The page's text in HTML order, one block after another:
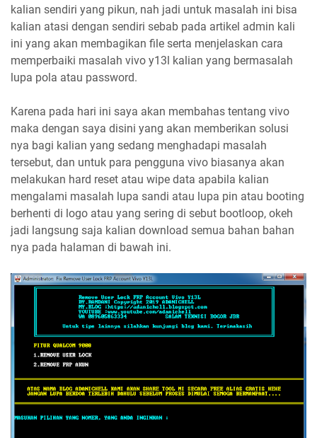
kalian sendiri yang pikun, nah jadi untuk masalah ini bisa
kalian atasi dengan sendiri sebab pada artikel admin kali
ini yang akan membagikan file serta menjelaskan cara
memperbaiki masalah vivo y13l kalian yang bermasalah
lupa pola atau password.
Karena pada hari ini saya akan membahas tentang vivo
maka dengan saya disini yang akan memberikan solusi
nya bagi kalian yang sedang menghadapi masalah
tersebut, dan untuk para pengguna vivo biasanya akan
melakukan hard reset atau wipe data apabila kalian
mengalami masalah lupa sandi atau lupa pin atau booting
berhenti di logo atau yang sering di sebut bootloop, okeh
jadi langsung saja kalian download semua bahan bahan
nya pada halaman di bawah ini.